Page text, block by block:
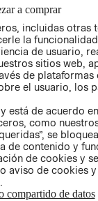
COMERCIO - SIC
PETICIONES
QUEJAS Y
RECLAMOS
a comprar
incluidas otras
la
de usuario,
sitios web,
de plataformas
el usuario, los
está de acuerdo
como
se
de contenido y
de cookies y
aviso de cookies
compartido de datos